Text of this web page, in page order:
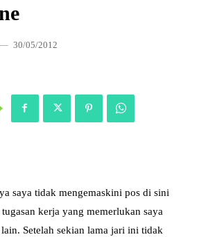
30/05/2012
saya tidak mengemaskini pos di sini
kerja yang memerlukan saya
lain. Setelah sekian lama jari ini tidak